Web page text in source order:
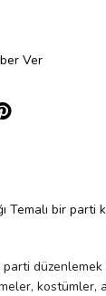
Ver
Temalı bir parti
parti
kostümler,